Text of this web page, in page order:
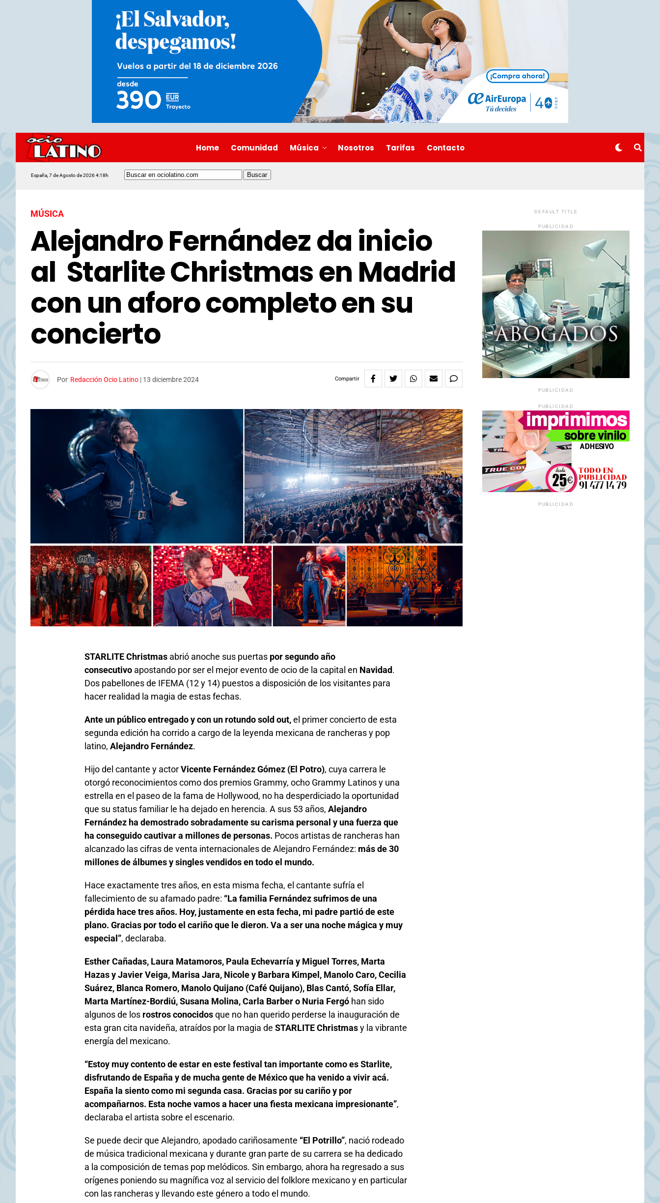
Home Comunidad Música Nosotros Tarifas Contacto
España, 7 de Agosto de 2026 4:18h
MÚSICA
Alejandro Fernández da inicio
al Starlite Christmas en Madrid
con un aforo completo en su
concierto
Por Redacción Ocio Latino | 13 diciembre 2024 Compartir
STARLITE Christmas abrió anoche sus puertas por segundo año
consecutivo apostando por ser el mejor evento de ocio de la capital en Navidad.
Dos pabellones de IFEMA (12 y 14) puestos a disposición de los visitantes para
hacer realidad la magia de estas fechas.
Ante un público entregado y con un rotundo sold out,el primer concierto de esta
segunda edición ha corrido a cargo de la leyenda mexicana de rancheras y pop
latino, Alejandro Fernández.
Hijo del cantante y actorVicente Fernández Gómez (El Potro), cuya carrera le
otorgó reconocimientos como dos premios Grammy, ocho Grammy Latinos y una
estrella en el paseo de la fama de Hollywood, no ha desperdiciado la oportunidad
que su status familiar le ha dejado en herencia. A sus 53 años, Alejandro
Fernández ha demostrado sobradamente su carisma personal y una fuerza que
ha conseguido cautivar a millones de personas. Pocos artistas de rancheras han
alcanzado las cifras de venta internacionales de Alejandro Fernández: más de 30
millones de álbumes y singles vendidos en todo el mundo.
Hace exactamente tres años, en esta misma fecha, el cantante sufría el
fallecimiento de su afamado padre: “La familia Fernández sufrimos de una
pérdida hace tres años. Hoy, justamente en esta fecha, mi padre partió de este
plano. Gracias por todo el cariño que le dieron. Va a ser una noche mágica y muy
especial”, declaraba.
Esther Cañadas, Laura Matamoros, Paula Echevarría y Miguel Torres, Marta
Hazas y Javier Veiga, Marisa Jara, Nicole y Barbara Kimpel, Manolo Caro, Cecilia
Suárez, Blanca Romero, Manolo Quijano (Café Quijano), Blas Cantó, Sofía Ellar,
Marta Martínez-Bordiú, Susana Molina, Carla Barber o Nuria Fergó han sido
algunos de los rostros conocidosque no han querido perderse la inauguración de
esta gran cita navideña, atraídos por la magia de STARLITE Christmasy la vibrante
energía del mexicano.
“Estoy muy contento de estar en este festival tan importante como es Starlite,
disfrutando de España y de mucha gente de México que ha venido a vivir acá.
España la siento como mi segunda casa. Gracias por su cariño y por
acompañarnos. Esta noche vamos a hacer una fiesta mexicana impresionante”,
declaraba el artista sobre el escenario.
Se puede decir que Alejandro, apodado cariñosamente “El Potrillo”, nació rodeado
de música tradicional mexicana y durante gran parte de su carrera se ha dedicado
a la composición de temas pop melódicos. Sin embargo, ahora ha regresado a sus
orígenes poniendo su magnífica voz al servicio del folklore mexicano y en particular
con las rancheras y llevando este género a todo el mundo.
DEFAULT TITLE
PUBLICIDAD
PUBLICIDAD
PUBLICIDAD
PUBLICIDAD